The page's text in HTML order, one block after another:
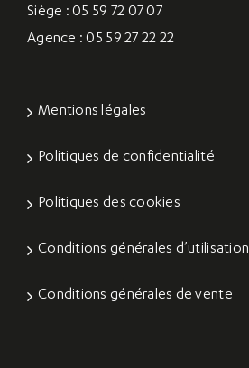
Siège : 05 59 72 07 07
Agence : 05 59 27 22 22
Mentions légales
Politiques de confidentialité
Politiques des cookies
Conditions générales d’utilisation
Conditions générales de vente